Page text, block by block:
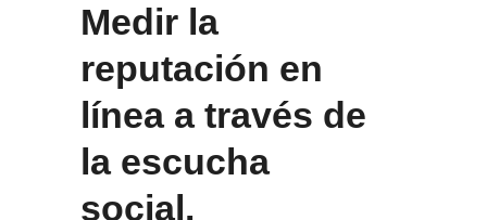
Medir la
reputación en
línea a través de
la escucha
social.